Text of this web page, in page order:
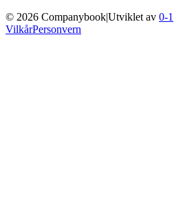
© 2026 Companybook|Utviklet av 0-1
VilkårPersonvern